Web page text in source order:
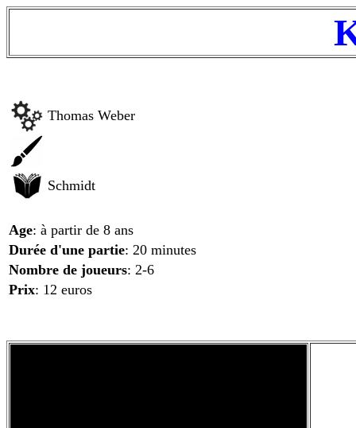
Thomas Weber
Schmidt
Age: à partir de 8 ans
Durée d'une partie: 20 minutes
Nombre de joueurs: 2-6
Prix: 12 euros